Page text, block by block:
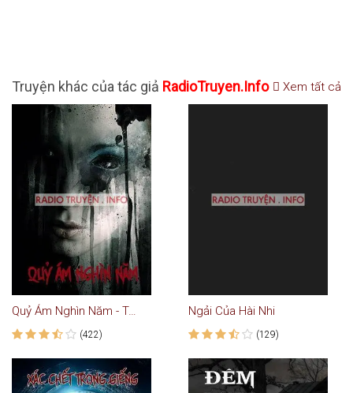
Truyện khác của tác giả RadioTruyen.Info Xem tất cả
Quỷ Ám Nghìn Năm - Truyện Ma
(422)
Ngải Của Hài Nhi
(129)